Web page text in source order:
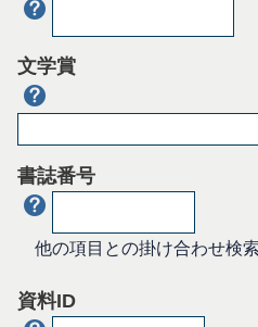
文学賞
書誌番号
他の項目との掛け合わせ検
資料ID